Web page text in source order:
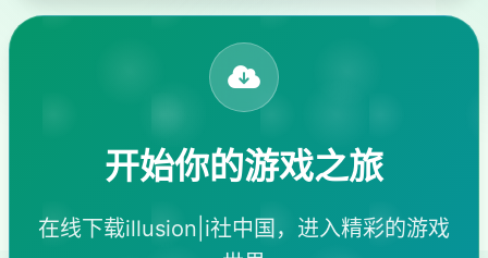
开始你的游戏之旅
在线下载illusion|i社中国，进入精彩的游戏